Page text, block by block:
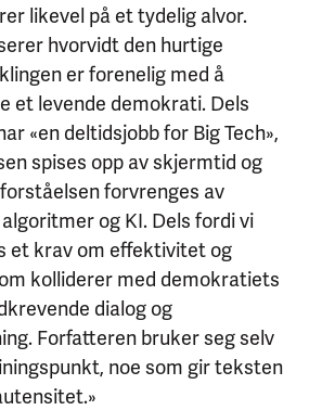
likevel på et tydelig alvor.
hvorvidt den hurtige
er forenelig med å
et levende demokrati. Dels
«en deltidsjobb for Big Tech»,
spises opp av skjermtid og
forvrenges av
og KI. Dels fordi vi
et krav om effektivitet og
kolliderer med demokratiets
dialog og
Forfatteren bruker seg selv
noe som gir teksten